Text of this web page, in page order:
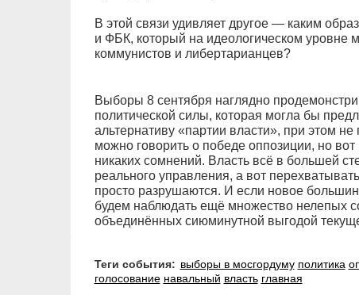
В этой связи удивляет другое — каким
и ФБК, который на идеологическом уровне
коммунистов и либертарианцев?
Выборы 8 сентября наглядно
политической силы, которая могла бы
альтернативу «партии власти», при этом
можно говорить о победе оппозиции, но
никаких сомнений. Власть всё в большей
реального управления, а вот
просто разрушаются. И если новое
будем наблюдать ещё множество нелепых
объединённых сиюминутной выгодой
Теги события: выборы в мосгордуму политика
голосование навальный власть главная